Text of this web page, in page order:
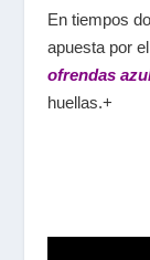
En tiempos
apuesta por
ofrendas
huellas.+